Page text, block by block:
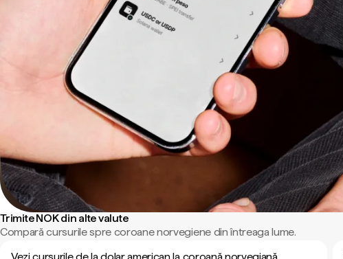
Trimite NOK din alte valute
Compară cursurile spre coroane norvegiene din întreaga lume.